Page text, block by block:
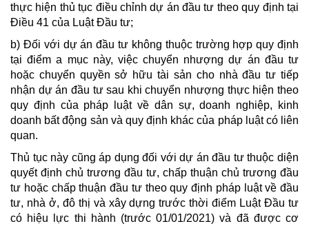
thực hiện thủ tục điều chỉnh dự án đầu tư theo quy định tại
Điều 41 của Luật Đầu tư;
b) Đối với dự án đầu tư không thuộc trường hợp quy định
tại điểm a mục này, việc chuyển nhượng dự án đầu tư
hoặc chuyển quyền sở hữu tài sản cho nhà đầu tư tiếp
nhận dự án đầu tư sau khi chuyển nhượng thực hiện theo
quy định của pháp luật về dân sự, doanh nghiệp, kinh
doanh bất động sản và quy định khác của pháp luật có liên
quan.
Thủ tục này cũng áp dụng đối với dự án đầu tư thuộc diện
quyết định chủ trương đầu tư, chấp thuận chủ trương đầu
tư hoặc chấp thuận đầu tư theo quy định pháp luật về đầu
tư, nhà ở, đô thị và xây dựng trước thời điểm Luật Đầu tư
có hiệu lực thi hành (trước 01/01/2021) và đã được cơ